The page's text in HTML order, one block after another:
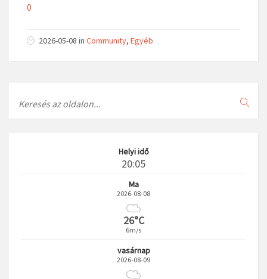
0
2026-05-08 in Community, Egyéb
Helyi idő
20:05
Ma
2026-08-08
26°C
6m/s
vasárnap
2026-08-09